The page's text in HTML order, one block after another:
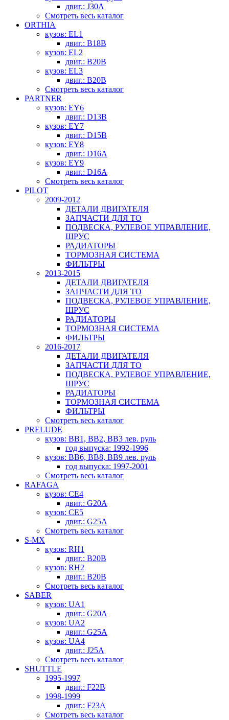
двиг.: J30A
Смотреть весь каталог
ORTHIA
кузов: EL1
двиг.: B18B
кузов: EL2
двиг.: B20B
кузов: EL3
двиг.: B20B
Смотреть весь каталог
PARTNER
кузов: EY6
двиг.: D13B
кузов: EY7
двиг.: D15B
кузов: EY8
двиг.: D16A
кузов: EY9
двиг.: D16A
Смотреть весь каталог
PILOT
2009-2012
ДЕТАЛИ ДВИГАТЕЛЯ
ЗАПЧАСТИ ДЛЯ ТО
ПОДВЕСКА, РУЛЕВОЕ УПРАВЛЕНИЕ,
ШРУС
РАДИАТОРЫ
ТОРМОЗНАЯ СИСТЕМА
ФИЛЬТРЫ
2013-2015
ДЕТАЛИ ДВИГАТЕЛЯ
ЗАПЧАСТИ ДЛЯ ТО
ПОДВЕСКА, РУЛЕВОЕ УПРАВЛЕНИЕ,
ШРУС
РАДИАТОРЫ
ТОРМОЗНАЯ СИСТЕМА
ФИЛЬТРЫ
2016-2017
ДЕТАЛИ ДВИГАТЕЛЯ
ЗАПЧАСТИ ДЛЯ ТО
ПОДВЕСКА, РУЛЕВОЕ УПРАВЛЕНИЕ,
ШРУС
РАДИАТОРЫ
ТОРМОЗНАЯ СИСТЕМА
ФИЛЬТРЫ
Смотреть весь каталог
PRELUDE
кузов: BB1, BB2, BB3 лев. руль
год выпуска: 1992-1996
кузов: BB6, BB8, BB9 лев. руль
год выпуска: 1997-2001
Смотреть весь каталог
RAFAGA
кузов: CE4
двиг.: G20A
кузов: CE5
двиг.: G25A
Смотреть весь каталог
S-MX
кузов: RH1
двиг.: B20B
кузов: RH2
двиг.: B20B
Смотреть весь каталог
SABER
кузов: UA1
двиг.: G20A
кузов: UA2
двиг.: G25A
кузов: UA4
двиг.: J25A
Смотреть весь каталог
SHUTTLE
1995-1997
двиг.: F22B
1998-1999
двиг.: F23A
Смотреть весь каталог